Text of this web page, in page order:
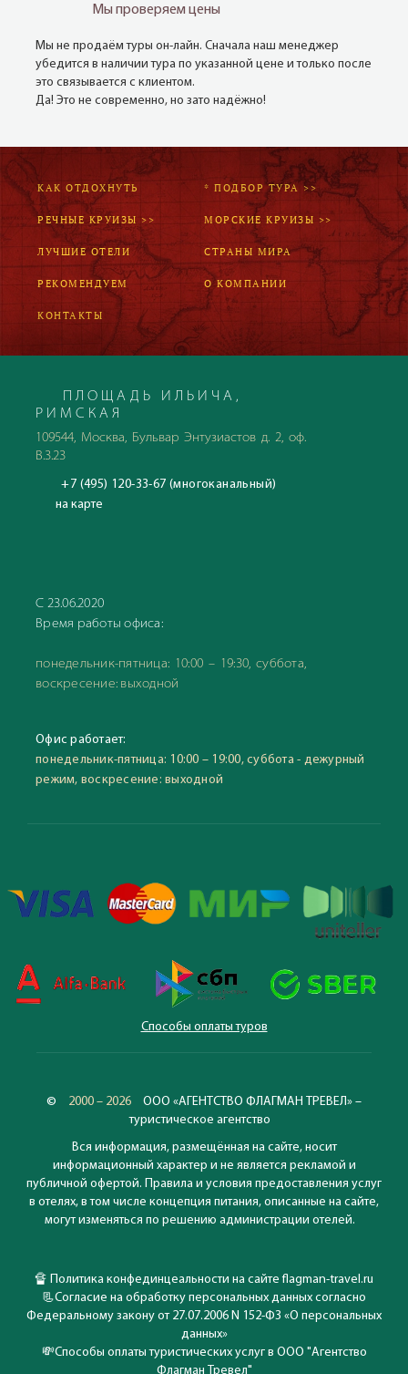
Мы проверяем цены
Мы не продаём туры он-лайн. Сначала наш менеджер
убедится в наличии тура по указанной цене и только после
это связывается с клиентом.
Да! Это не современно, но зато надёжно!
КАК ОТДОХНУТЬ * ПОДБОР ТУРА >>
РЕЧНЫЕ КРУИЗЫ >> МОРСКИЕ КРУИЗЫ >>
ЛУЧШИЕ ОТЕЛИ СТРАНЫ МИРА
РЕКОМЕНДУЕМ О КОМПАНИИ
КОНТАКТЫ
ПЛОЩАДЬ ИЛЬИЧА,
РИМСКАЯ
109544, Москва, Бульвар Энтузиастов д. 2, оф.
В.3.23
+7 (495) 120-33-67 (многоканальный)
на карте
С 23.06.2020
Время работы офиса:
понедельник-пятница: 10:00 – 19:30, суббота,
воскресение: выходной
Офис работает:
понедельник-пятница: 10:00 – 19:00, суббота - дежурный
режим, воскресение: выходной
Способы оплаты туров
© 2000 – 2026
ООО «АГЕНТСТВО ФЛАГМАН ТРЕВЕЛ» –
туристическое агентство
Вся информация, размещённая на сайте, носит
информационный характер и не является рекламой и
публичной офертой. Правила и условия предоставления услуг
в отелях, в том числе концепция питания, описанные на сайте,
могут изменяться по решению администрации отелей.
🔏 Политика конфединцеальности на сайте flagman-travel.ru
📃Согласие на обработку персональных данных согласно
Федеральному закону от 27.07.2006 N 152-ФЗ «О персональных
данных»
💸Способы оплаты туристических услуг в ООО "Агентство
Флагман Тревел"